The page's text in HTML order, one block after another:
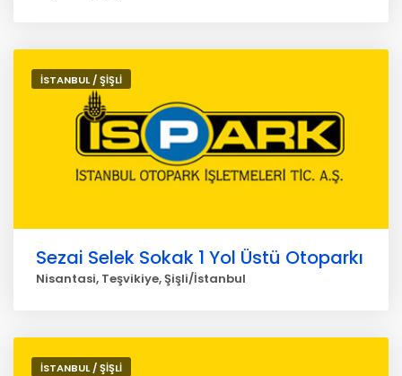
İSTANBUL / ŞİŞLİ
Sezai Selek Sokak 1 Yol Üstü Otoparkı
Nisantasi, Teşvikiye, Şişli/İstanbul
İSTANBUL / ŞİŞLİ